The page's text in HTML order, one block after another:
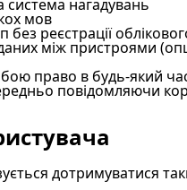
нагадувань
мов
реєстрації
між пристроями
право в будь-який
повідомляючи
дотримуватися